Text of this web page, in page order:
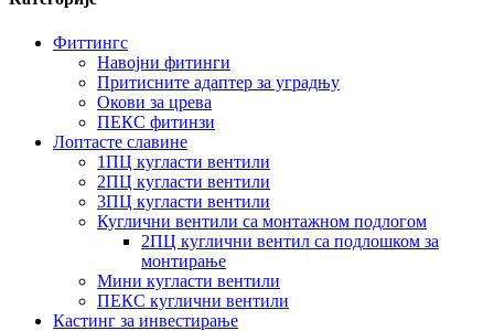
Фиттингс
Навојни фитинги
Притисните адаптер за уградњу
Окови за црева
ПЕКС фитинзи
Лоптасте славине
1ПЦ кугласти вентили
2ПЦ кугласти вентили
3ПЦ кугласти вентили
Куглични вентили са монтажном подлогом
2ПЦ куглични вентил са подлошком за
монтирање
Мини кугласти вентили
ПЕКС куглични вентили
Кастинг за инвестирање